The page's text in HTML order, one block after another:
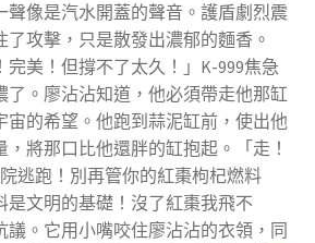
聲像是汽水開蓋的聲音。護盾劇烈震
攻擊，只是散發出濃郁的麵香。
完美！但撐不了太久！」K-999焦急
了。廖沾沾知道，他必須帶走他那缸
宙的希望。他跑到蒜泥缸前，使出他
將那口比他還胖的缸抱起。「走！
逃跑！別再管你的紅棗枸杞燃料
是文明的基礎！沒了紅棗我飛不
議。它用小嘴咬住廖沾沾的衣領，同